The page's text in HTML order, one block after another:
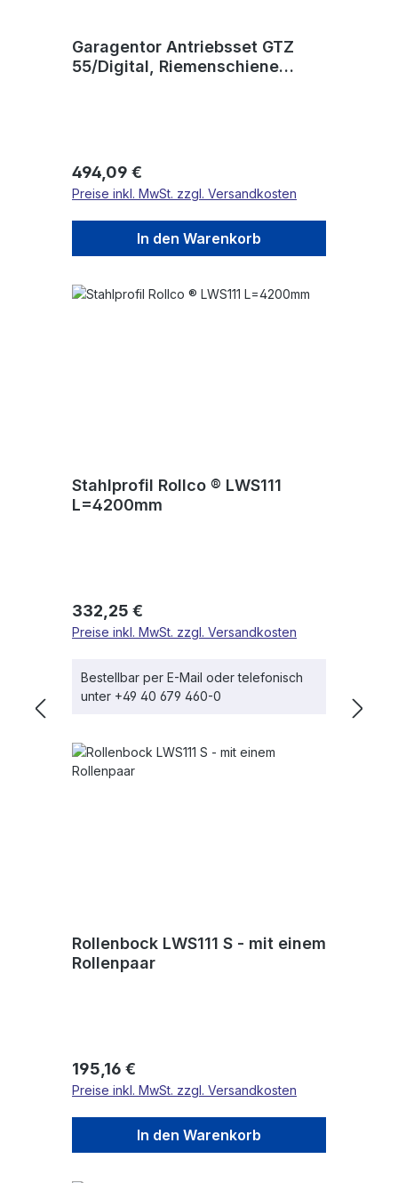
Garagentor Antriebsset GTZ
55/Digital, Riemenschiene
Regulärer Preis:
494,09 €
Preise inkl. MwSt. zzgl. Versandkosten
In den Warenkorb
Stahlprofil Rollco ® LWS111
L=4200mm
Regulärer Preis:
332,25 €
Preise inkl. MwSt. zzgl. Versandkosten
Bestellbar per E-Mail oder telefonisch
unter +49 40 679 460-0
Rollenbock LWS111 S - mit einem
Rollenpaar
Regulärer Preis:
195,16 €
Preise inkl. MwSt. zzgl. Versandkosten
In den Warenkorb